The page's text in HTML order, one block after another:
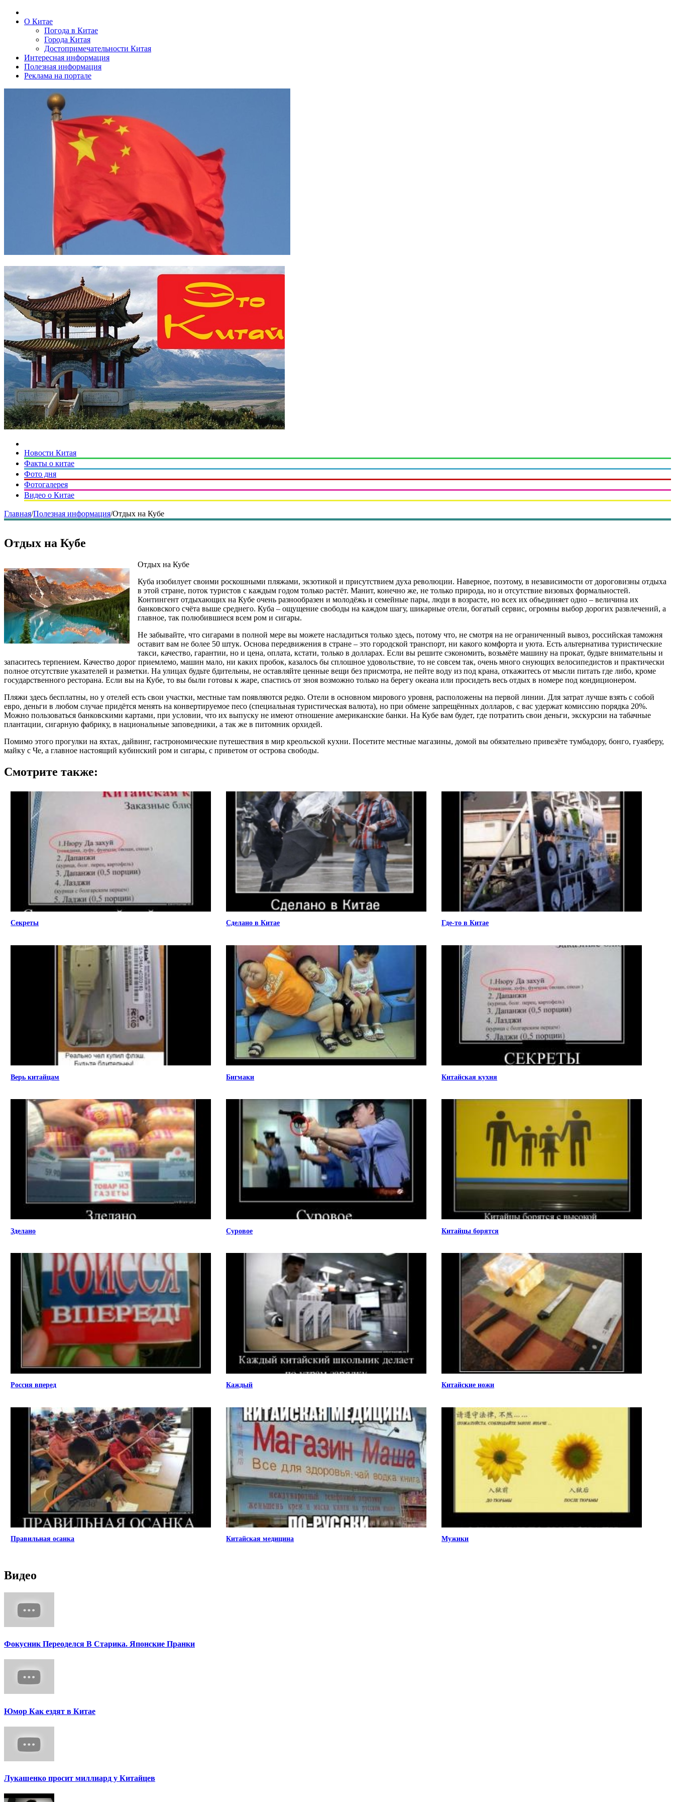
О Китае
Погода в Китае
Города Китая
Достопримечательности Китая
Интересная информация
Полезная информация
Реклама на портале
Новости Китая
Факты о китае
Фото дня
Фотогалерея
Видео о Китае
Главная/Полезная информация/Отдых на Кубе
Отдых на Кубе
Отдых на Кубе
Куба изобилует своими роскошными пляжами, экзотикой и присутствием духа революции. Наверное, поэтому, в независимости от дороговизны отдыха
в этой стране, поток туристов с каждым годом только растёт. Манит, конечно же, не только природа, но и отсутствие визовых формальностей.
Контингент отдыхающих на Кубе очень разнообразен и молодёжь и семейные пары, люди в возрасте, но всех их объединяет одно – величина их
банковского счёта выше среднего. Куба – ощущение свободы на каждом шагу, шикарные отели, богатый сервис, огромны выбор дорогих развлечений, а
главное, так полюбившиеся всем ром и сигары.
Не забывайте, что сигарами в полной мере вы можете насладиться только здесь, потому что, не смотря на не ограниченный вывоз, российская таможня
оставит вам не более 50 штук. Основа передвижения в стране – это городской транспорт, ни какого комфорта и уюта. Есть альтернатива туристические
такси, качество, гарантии, но и цена, оплата, кстати, только в долларах. Если вы решите сэкономить, возьмёте машину на прокат, будьте внимательны и
запаситесь терпением. Качество дорог приемлемо, машин мало, ни каких пробок, казалось бы сплошное удовольствие, то не совсем так, очень много снующих велосипедистов и практически
полное отсутствие указателей и разметки. На улицах будьте бдительны, не оставляйте ценные вещи без присмотра, не пейте воду из под крана, откажитесь от мысли питать где либо, кроме
государственного ресторана. Если вы на Кубе, то вы были готовы к жаре, спастись от зноя возможно только на берегу океана или просидеть весь отдых в номере под кондиционером.
Пляжи здесь бесплатны, но у отелей есть свои участки, местные там появляются редко. Отели в основном мирового уровня, расположены на первой линии. Для затрат лучше взять с собой
евро, деньги в любом случае придётся менять на конвертируемое песо (специальная туристическая валюта), но при обмене запрещённых долларов, с вас удержат комиссию порядка 20%.
Можно пользоваться банковскими картами, при условии, что их выпуску не имеют отношение американские банки. На Кубе вам будет, где потратить свои деньги, экскурсии на табачные
плантации, сигарную фабрику, в национальные заповедники, а так же в питомник орхидей.
Помимо этого прогулки на яхтах, дайвинг, гастрономические путешествия в мир креольской кухни. Посетите местные магазины, домой вы обязательно привезёте тумбадору, бонго, гуаяберу,
майку с Че, а главное настоящий кубинский ром и сигары, с приветом от острова свободы.
Смотрите также:
Секреты Сделано в Китае Где-то в Китае
Верь китайцам Бигмаки Китайская кухня
Зделано Суровое Китайцы борятся
Россия вперед Каждый Китайские ножи
Правильная осанка Китайская медицина Мужики
Видео
Фокусник Переоделся В Старика. Японские Пранки
Юмор Как ездят в Китае
Лукашенко просит миллиард у Китайцев